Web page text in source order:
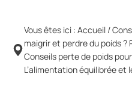
Vous êtes ici : Accueil /
maigrir et perdre du poids
Conseils perte de poids
L’alimentation équilibrée et